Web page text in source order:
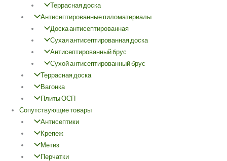
Террасная доска
Антисептированные пиломатериалы
Доска антисептированная
Сухая антисептированная доска
Антисептированный брус
Сухой антисептированный брус
Террасная доска
Вагонка
Плиты ОСП
Сопутствующие товары
Антисептики
Крепеж
Метиз
Перчатки